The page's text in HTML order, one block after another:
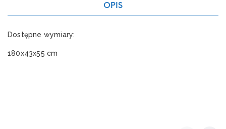
OPIS
Dostępne wymiary:
180x43x55 cm